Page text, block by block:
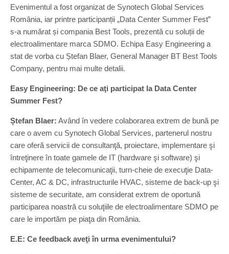
Evenimentul a fost organizat de Synotech Global Services
România, iar printre participanții „Data Center Summer Fest”
s-a numărat și compania Best Tools, prezentă cu soluții de
electroalimentare marca SDMO. Echipa Easy Engineering a
stat de vorba cu Ștefan Blaer, General Manager BT Best Tools
Company, pentru mai multe detalii.
Easy Engineering: De ce aţi participat la Data Center
Summer Fest?
Ștefan Blaer: Având în vedere colaborarea extrem de bună pe
care o avem cu Synotech Global Services, partenerul nostru
care oferă servicii de consultanţă, proiectare, implementare şi
întreţinere în toate gamele de IT (hardware şi software) şi
echipamente de telecomunicaţii, turn-cheie de execuţie Data-
Center, AC & DC, infrastructurile HVAC, sisteme de back-up şi
sisteme de securitate, am considerat extrem de oportună
participarea noastră cu soluţiile de electroalimentare SDMO pe
care le importăm pe piaţa din România.
E.E: Ce feedback aveţi în urma evenimentului?